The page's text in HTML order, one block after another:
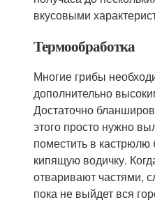
вкусовыми
Термообработка
Многие грибы
дополнительно
Достаточно
этого просто нужно
поместить в
кипящую водичку.
отваривают частями,
пока не выйдет вся